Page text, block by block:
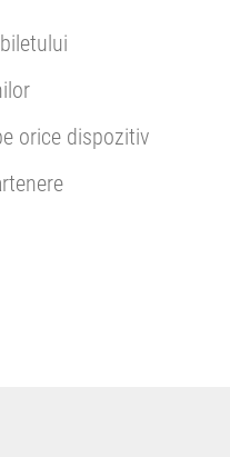
orice dispozitiv